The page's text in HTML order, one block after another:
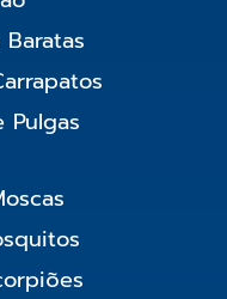
Pulgas